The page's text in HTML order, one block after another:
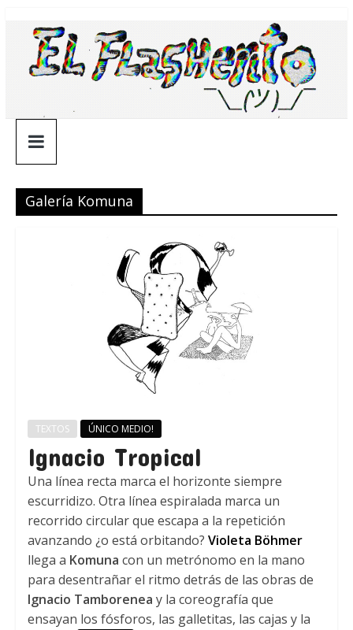
contenido
¯\_(ツ)_/
¯
Galería Komuna
TEXTOS ÚNICO MEDIO!
Ignacio Tropical
Una línea recta marca el horizonte siempre
escurridizo. Otra línea espiralada marca un
recorrido circular que escapa a la repetición
avanzando ¿o está orbitando? Violeta Böhmer
llega a Komuna con un metrónomo en la mano
para desentrañar el ritmo detrás de las obras de
Ignacio Tamborenea y la coreografía que
ensayan los fósforos, las galletitas, las cajas y la